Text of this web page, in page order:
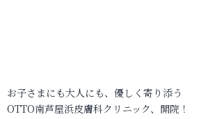
お子さまにも大人にも、優しく寄り添う
OTTO南芦屋浜皮膚科クリニック、開院！